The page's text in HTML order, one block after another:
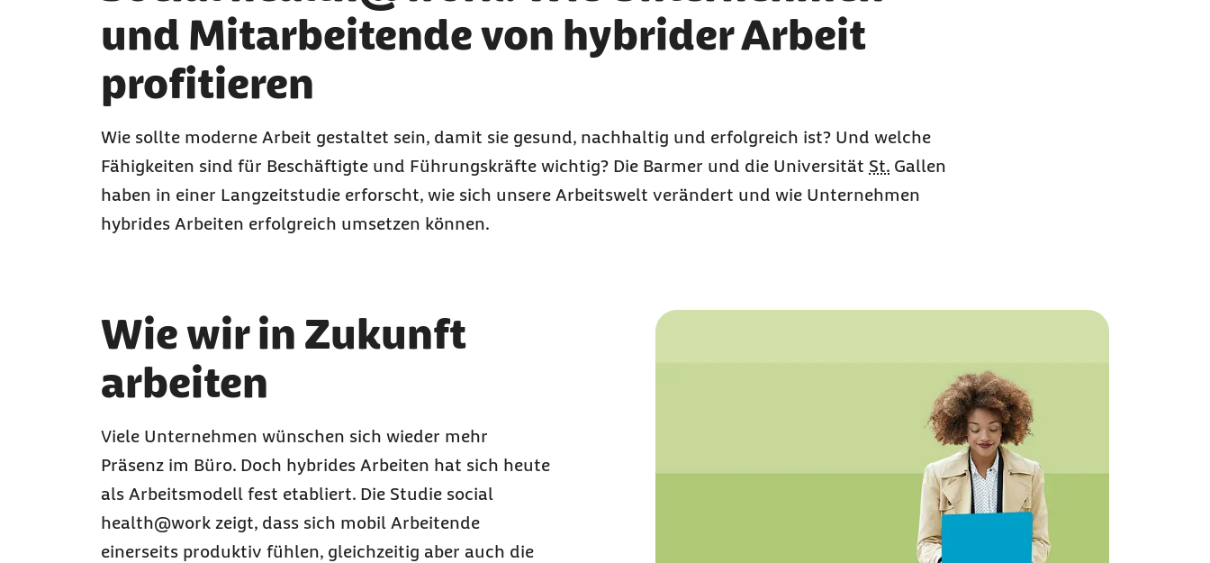
und Mitarbeitende von hybrider Arbeit
profitieren
Wie sollte moderne Arbeit gestaltet sein, damit sie gesund, nachhaltig und erfolgreich ist? Und welche
Fähigkeiten sind für Beschäftigte und Führungskräfte wichtig? Die Barmer und die Universität St. Gallen
haben in einer Langzeitstudie erforscht, wie sich unsere Arbeitswelt verändert und wie Unternehmen
hybrides Arbeiten erfolgreich umsetzen können.
Wie wir in Zukunft
arbeiten
Viele Unternehmen wünschen sich wieder mehr
Präsenz im Büro. Doch hybrides Arbeiten hat sich heute
als Arbeitsmodell fest etabliert. Die Studie social
health@work zeigt, dass sich mobil Arbeitende
einerseits produktiv fühlen, gleichzeitig aber auch die